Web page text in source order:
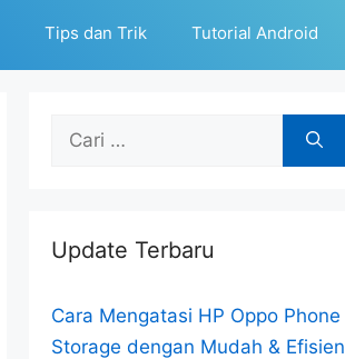
Tips dan Trik Tutorial Android
Cari
Update Terbaru
Cara Mengatasi HP Oppo Phone
Storage dengan Mudah & Efisien